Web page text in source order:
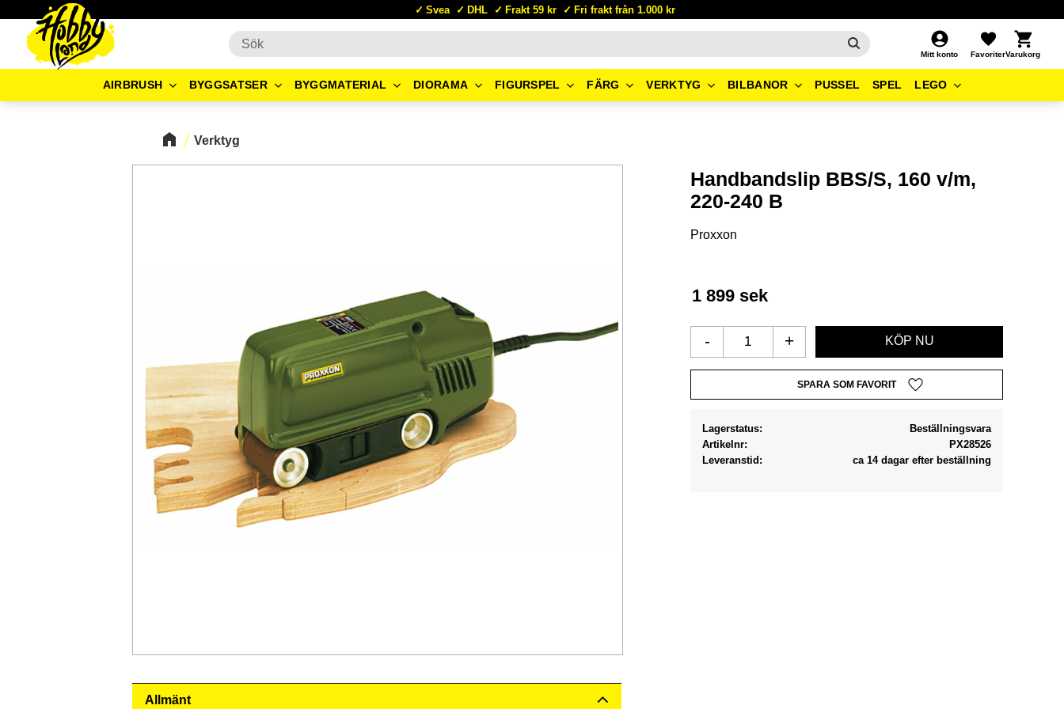
Svea DHL Frakt 59 kr Fri frakt från 1.000 kr
Mitt konto
Favoriter
Kundvagn
AIRBRUSH BYGGSATSER BYGGMATERIAL DIORAMA FIGURSPEL FÄRG VERKTYG BILBANOR PUSSEL SPEL LEGO
Verktyg
Handbandslip BBS/S, 160 v/m,
220-240 B
Proxxon
1 899 sek
+
-
Lägg till i favoriter
Lagerstatus
Beställningsvara
Artikelnr
PX28526
Leveranstid
ca 14 dagar efter beställning
Allmänt